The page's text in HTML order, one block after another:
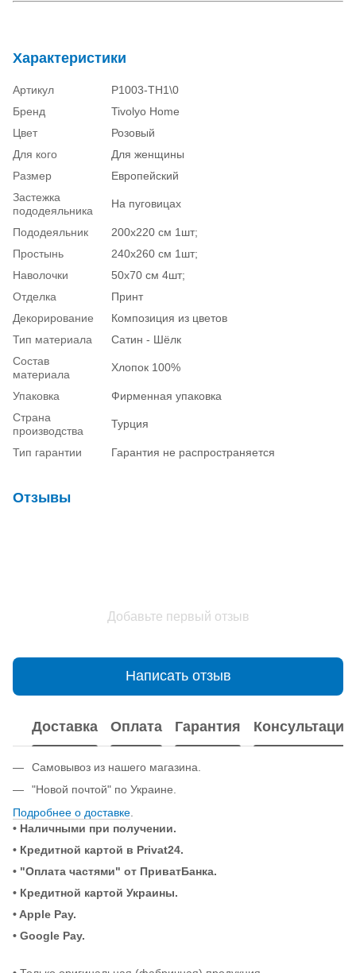
Характеристики
Артикул
P1003-TH1\0
Бренд
Tivolyo Home
Цвет
Розовый
Для кого
Для женщины
Размер
Европейский
Застежка
пододеяльника
На пуговицах
Пододеяльник
200х220 см 1шт;
Простынь
240х260 см 1шт;
Наволочки
50х70 см 4шт;
Отделка
Принт
Декорирование
Композиция из цветов
Тип материала
Сатин - Шёлк
Состав
материала
Хлопок 100%
Упаковка
Фирменная упаковка
Страна
производства
Турция
Тип гарантии Гарантия не распространяется
Отзывы
Добавьте первый отзыв
Написать отзыв
Доставка Оплата Гарантия Консультация
Самовывоз из нашего магазина.
"Новой почтой" по Украине.
Подробнее о доставке
• Наличными при получении.
• Кредитной картой в Privat24.
• "Оплата частями" от ПриватБанка.
• Кредитной картой Украины.
• Apple Pay.
• Google Pay.